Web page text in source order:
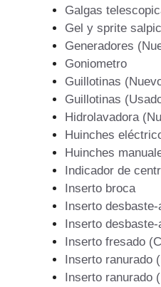
Galgas
Gel y sprite
Generadores
Goniometro
Guillotinas
Guillotinas
Hidrolavadora
Huinches
Huinches
Indicador de
Inserto broca
Inserto
Inserto
Inserto fresado
Inserto ranurado
Inserto ranurado